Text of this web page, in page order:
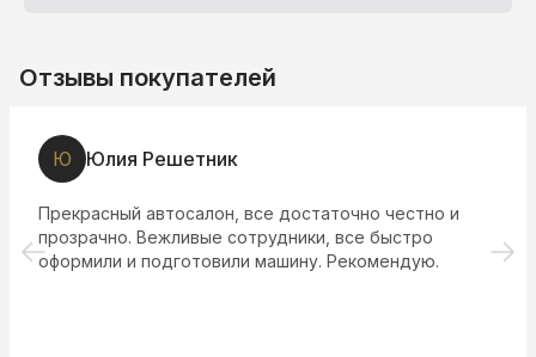
Отзывы покупателей
Ю Юлия Решетник
Прекрасный автосалон, все достаточно честно и
прозрачно. Вежливые сотрудники, все быстро
оформили и подготовили машину. Рекомендую.